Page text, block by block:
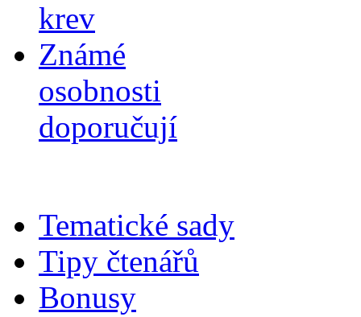
krev
Známé
osobnosti
doporučují
Tematické sady
Tipy čtenářů
Bonusy